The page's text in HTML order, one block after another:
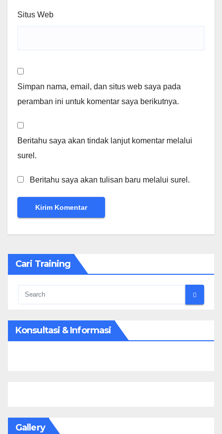
Situs Web
Simpan nama, email, dan situs web saya pada
peramban ini untuk komentar saya berikutnya.
Beritahu saya akan tindak lanjut komentar melalui
surel.
Beritahu saya akan tulisan baru melalui surel.
Cari Training
Konsultasi & Informasi
Gallery